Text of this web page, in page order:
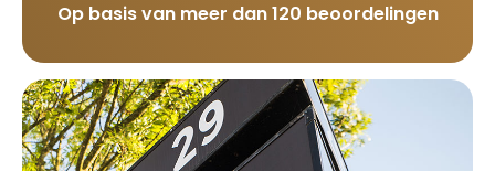
Op basis van meer dan 120 beoordelingen